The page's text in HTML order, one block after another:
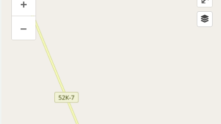
Инфраструктура
Автозаправочная станция (5)
Автомойка (3)
Автопарковка (21)
Аптека (8)
Аэропорт, аэродром (2)
Банк (2)
Банкомат (1)
Больница (1)
+
–